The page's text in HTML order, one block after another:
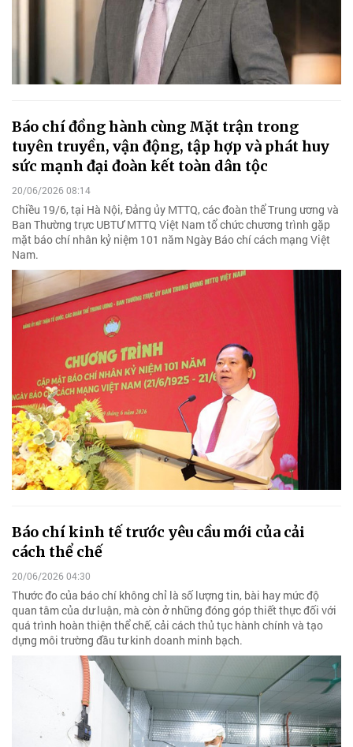
Báo chí đồng hành cùng Mặt trận trong
tuyên truyền, vận động, tập hợp và phát huy
sức mạnh đại đoàn kết toàn dân tộc
20/06/2026 08:14
Chiều 19/6, tại Hà Nội, Đảng ủy MTTQ, các đoàn thể Trung ương và
Ban Thường trực UBTƯ MTTQ Việt Nam tổ chức chương trình gặp
mặt báo chí nhân kỷ niệm 101 năm Ngày Báo chí cách mạng Việt
Nam.
Báo chí kinh tế trước yêu cầu mới của cải
cách thể chế
20/06/2026 04:30
Thước đo của báo chí không chỉ là số lượng tin, bài hay mức độ
quan tâm của dư luận, mà còn ở những đóng góp thiết thực đối với
quá trình hoàn thiện thể chế, cải cách thủ tục hành chính và tạo
dựng môi trường đầu tư kinh doanh minh bạch.